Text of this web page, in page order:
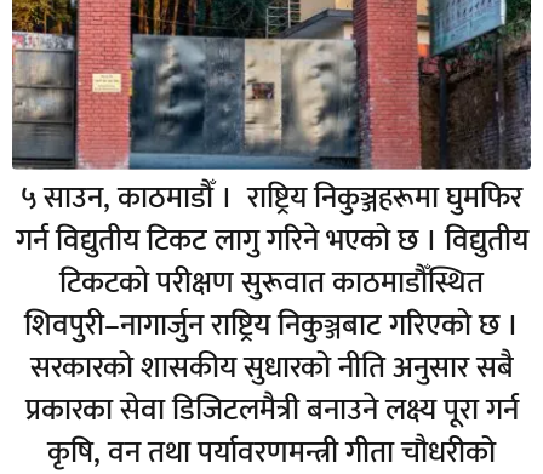
५ साउन, काठमाडौँ । राष्ट्रिय निकुञ्जहरूमा घुमफिर
गर्न विद्युतीय टिकट लागु गरिने भएको छ । विद्युतीय
टिकटको परीक्षण सुरूवात काठमाडौँस्थित
शिवपुरी–नागार्जुन राष्ट्रिय निकुञ्जबाट गरिएको छ ।
सरकारको शासकीय सुधारको नीति अनुसार सबै
प्रकारका सेवा डिजिटलमैत्री बनाउने लक्ष्य पूरा गर्न
कृषि, वन तथा पर्यावरणमन्त्री गीता चौधरीको